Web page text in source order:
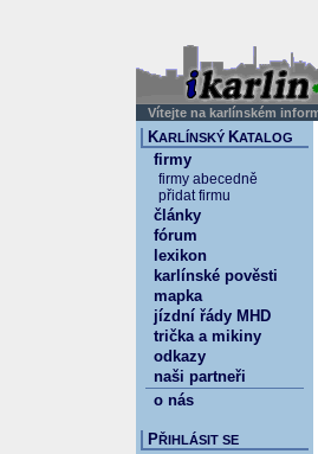
Vítejte na karlínském
KARLÍNSKÝ KATALOG
firmy
firmy abecedně
přidat firmu
články
fórum
lexikon
karlínské pověsti
mapka
jízdní řády MHD
trička a mikiny
odkazy
naši partneři
o nás
PŘIHLÁSIT SE